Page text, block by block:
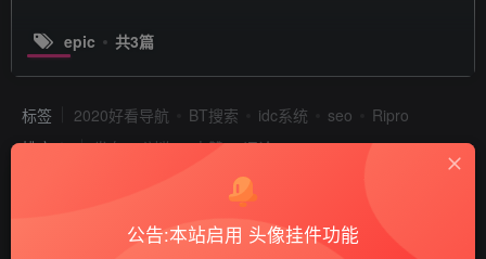
epic 共3篇
标签 2020好看导航 BT搜索 idc系统 seo
Ripro
排序
发布 浏览 点赞 评论
公告:本站启用 头像挂件功能